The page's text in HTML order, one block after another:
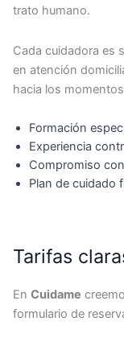
trato humano.
Cada cuidadora es
en atención
hacia los
Formación
Experiencia
Compromiso
Plan de cuidado
Tarifas
En Cuidame
formulario de